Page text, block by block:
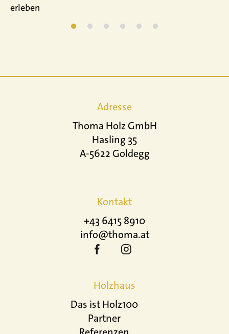
erleben
Adresse
Thoma Holz GmbH
Hasling 35
A-5622 Goldegg
Kontakt
+43 6415 8910
info@thoma.at
Holzhaus
Das ist Holz100
Partner